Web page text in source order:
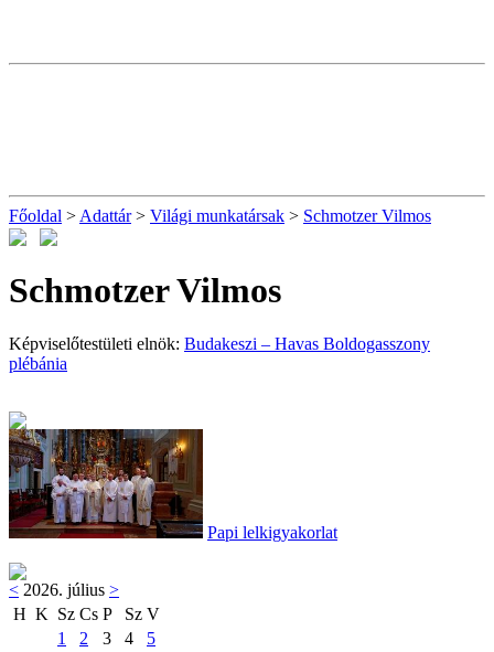
Főoldal > Adattár> Világi munkatársak > Schmotzer Vilmos
Schmotzer Vilmos
Képviselőtestületi elnök: Budakeszi – Havas Boldogasszony
plébánia
Papi lelkigyakorlat
< 2026. július >
H K Sz Cs P Sz V
1
2 3 4
5